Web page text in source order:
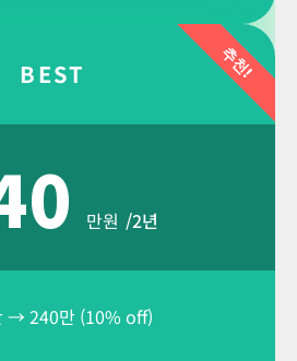
추천!
BEST
만원 /2년
→ 240만 (10% off)